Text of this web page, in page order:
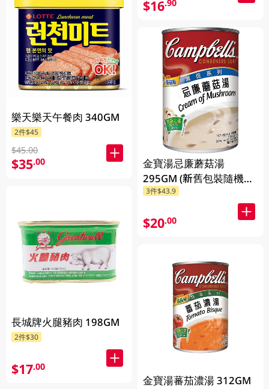
樂天樂天午餐肉 340GM
2件$45
$45.00
$35.00
長城牌火腿豬肉 198GM
2件$30
$17.00
$16.90
金寶湯忌廉蘑菇湯
295GM (新舊包裝隨機發
貨) (包裝隨機發放)
3件$43.9
$20.00
金寶湯蕃茄濃湯 312GM